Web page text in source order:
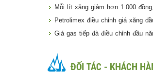
Mỗi lít xăng giảm hơn 1.000
Petrolimex điều chỉnh giá xăng
Giá gas tiếp đà điều chỉnh đầu
ĐỐI TÁC - KHÁCH